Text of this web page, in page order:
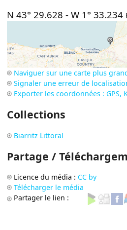
N 43° 29.628 -W 1° 33.234
Naviguer sur une carte plus
Signaler une erreur de
Exporter les coordonnées : GPS,
Collections
Biarritz Littoral
Partage /
Licence du média : CC by
Télécharger le média
Partager le lien :